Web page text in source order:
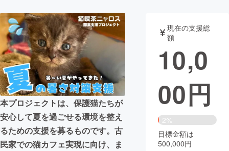
アート・写真 音楽
テクノロジー・ガジェット ゲーム・
映像・映画 書籍・雑誌
ビジネス・起業 チャレンジ
まちづくり・地域活性化
本プロジェクトは、保護猫たちが
安心して夏を過ごせる環境を整え
るための支援を募るものです。古
民家での猫カフェ実現に向け、ま
現在の支援総
額
10,0
00円
2%
目標金額は
500,000円